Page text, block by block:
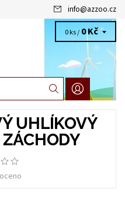
info@azzoo.cz
0 ks / 0 Kč
UHLÍKOVÝ